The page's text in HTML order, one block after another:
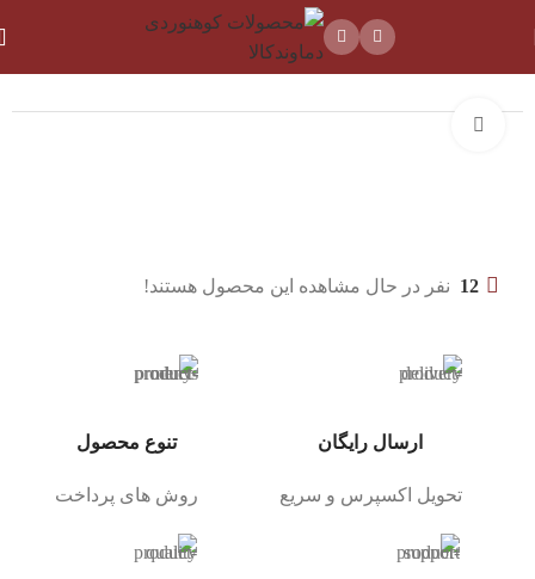
خانه ظروف و فلاسک
12 نفر در حال مشاهده این محصول هستند!
ارسال رایگان
تحویل اکسپرس و سریع
تنوع محصول
روش های پرداخت